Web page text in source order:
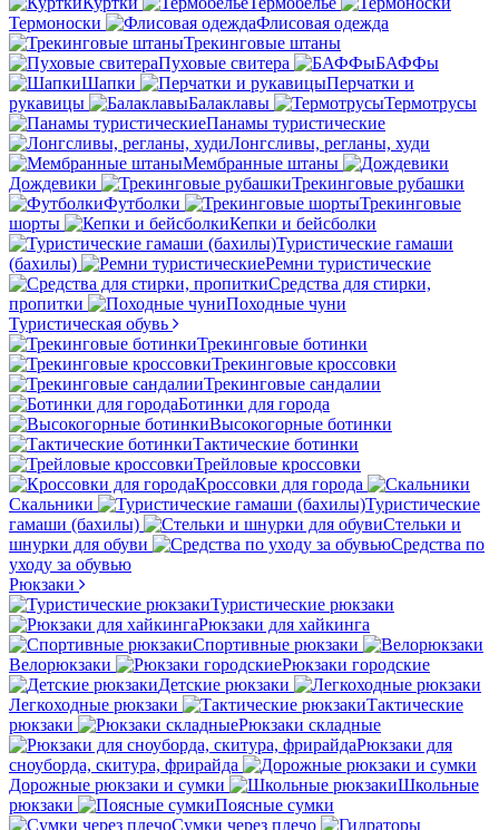
Термоноски
Флисовая одежда
Трекинговые штаны
Пуховые свитера
БАФФы
Шапки
Перчатки и
рукавицы
Балаклавы
Термотрусы
Панамы туристические
Лонгсливы, регланы, худи
Мембранные штаны
Дождевики
Трекинговые рубашки
Футболки
Трекинговые
шорты
Кепки и бейсболки
Туристические гамаши
(бахилы)
Ремни туристические
Средства для стирки,
пропитки
Походные чуни
Туристическая обувь
Трекинговые ботинки
Трекинговые кроссовки
Трекинговые сандалии
Ботинки для города
Высокогорные ботинки
Тактические ботинки
Трейловые кроссовки
Кроссовки для города
Скальники
Туристические
гамаши (бахилы)
Стельки и
шнурки для обуви
Средства по
уходу за обувью
Рюкзаки
Туристические рюкзаки
Рюкзаки для хайкинга
Спортивные рюкзаки
Велорюкзаки
Рюкзаки городские
Детские рюкзаки
Легкоходные рюкзаки
Тактические
рюкзаки
Рюкзаки складные
Рюкзаки для
сноуборда, скитура, фрирайда
Дорожные рюкзаки и сумки
Школьные
рюкзаки
Поясные сумки
Сумки через плечо